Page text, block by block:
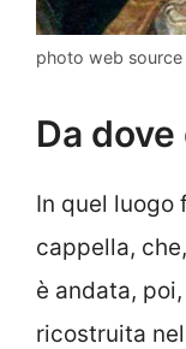
photo web source
Da
In quel luogo
cappella,
è andata,
ricostruita